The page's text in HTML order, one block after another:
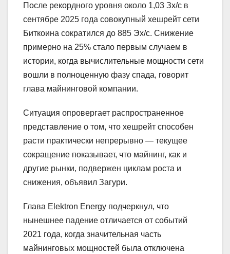
После рекордного уровня около 1,03 Зх/с в
сентябре 2025 года совокупный хешрейт сети
Биткоина сократился до 885 Эх/с. Снижение
примерно на 25% стало первым случаем в
истории, когда вычислительные мощности сети
вошли в полноценную фазу спада, говорит
глава майнинговой компании.
Ситуация опровергает распространенное
представление о том, что хешрейт способен
расти практически непрерывно — текущее
сокращение показывает, что майнинг, как и
другие рынки, подвержен циклам роста и
снижения, объявил Загури.
Глава Elektron Energy подчеркнул, что
нынешнее падение отличается от событий
2021 года, когда значительная часть
майнинговых мощностей была отключена